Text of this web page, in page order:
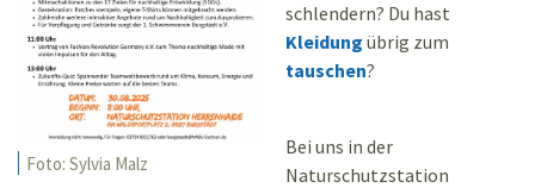
Foto: Sylvia Malz
schlendern? Du hast
Kleidung übrig zum
tauschen?
Bei uns in der
Naturschutzstation